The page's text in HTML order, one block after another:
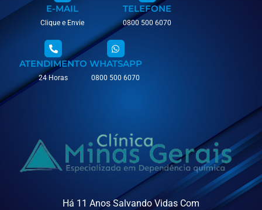
E-MAIL
Clique e Envie
TELEFONE
0800 500 6070
ATENDIMENTO
24 Horas
WHATSAPP
0800 500 6070
Há 11 Anos Salvando Vidas Com